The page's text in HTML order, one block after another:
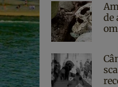
de